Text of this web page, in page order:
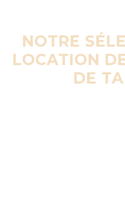
NOTRE
LOCATION
DE